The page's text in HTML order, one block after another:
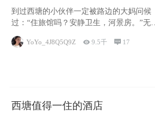
到过西塘的小伙伴一定被路边的大妈问候
过：“住旅馆吗？安静卫生，河景房。”无意
YoYo_4J8Q5Q9Z 9.5千  17
西塘值得一住的酒店